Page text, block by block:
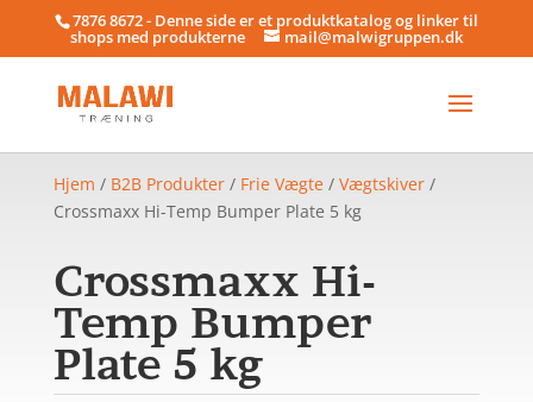
7876 8672 - Denne side er et produktkatalog og linker til
shops med produkterne mail@malwigruppen.dk
Hjem / B2B Produkter/ Frie Vægte/ Vægtskiver/
Crossmaxx Hi-Temp Bumper Plate 5 kg
Crossmaxx Hi-
Temp Bumper
Plate 5 kg